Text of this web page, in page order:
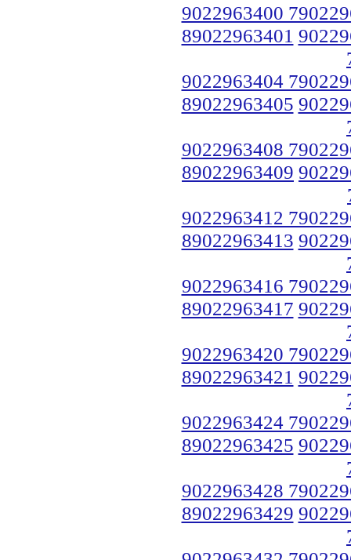
9022963400
89022963401
9022963404
89022963405
9022963408
89022963409
9022963412
89022963413
9022963416
89022963417
9022963420
89022963421
9022963424
89022963425
9022963428
89022963429